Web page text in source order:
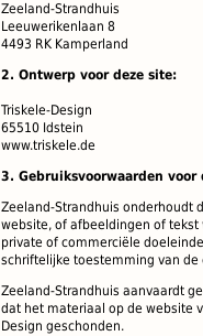
Zeeland-Strandhuis
Leeuwerikenlaan 8
4493 RK Kamperland
2. Ontwerp voor deze site:
Triskele-Design
65510 Idstein
www.triskele.de
3. Gebruiksvoorwaarden voor
Zeeland-Strandhuis onderhoudt
website, of afbeeldingen of tekst
private of commerciële
schriftelijke toestemming van de
Zeeland-Strandhuis aanvaardt
dat het materiaal op de website
Design geschonden.